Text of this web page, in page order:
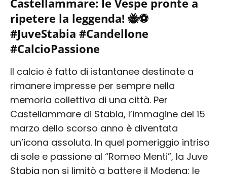
Castellammare: le Vespe pronte a
ripetere la leggenda! 🐝⚽️
#JuveStabia #Candellone
#CalcioPassione
Il calcio è fatto di istantanee destinate a
rimanere impresse per sempre nella
memoria collettiva di una città. Per
Castellammare di Stabia, l’immagine del 15
marzo dello scorso anno è diventata
un’icona assoluta. In quel pomeriggio intriso
di sole e passione al “Romeo Menti”, la Juve
Stabia non si limitò a battere il Modena: le